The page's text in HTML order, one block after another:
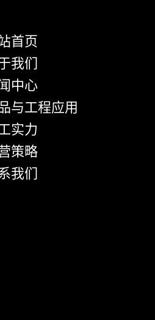
首页
我们
中心
与工程应用
实力
策略
我们